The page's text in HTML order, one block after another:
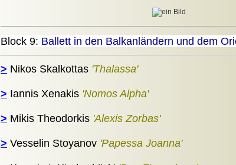
Block 9: Ballett in den Balkanländern und dem
> Nikos Skalkottas 'Thalassa'
> Iannis Xenakis 'Nomos Alpha'
> Mikis Theodorkis 'Alexis Zorbas'
> Vesselin Stoyanov 'Papessa Joanna'